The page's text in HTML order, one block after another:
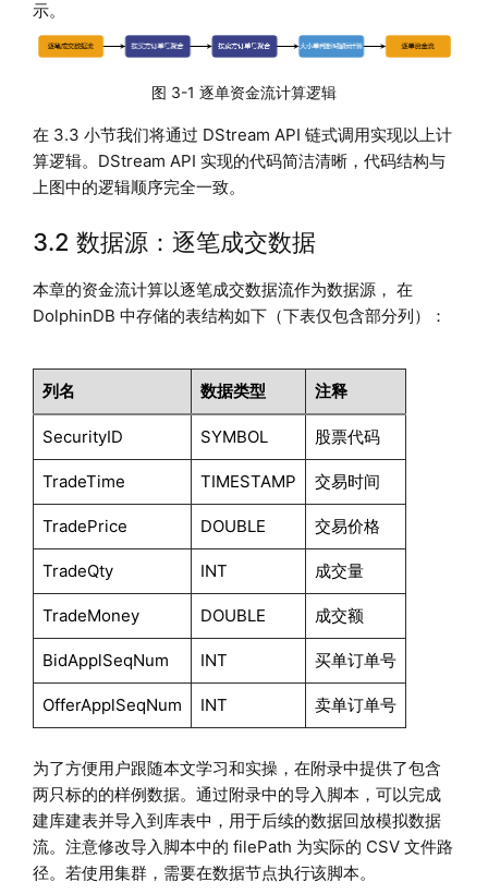
示。
图 3-1 逐单资金流计算逻辑
在 3.3 小节我们将通过 DStream API 链式调用实现以上计
算逻辑。DStream API 实现的代码简洁清晰，代码结构与
上图中的逻辑顺序完全一致。
3.2 数据源：逐笔成交数据
本章的资金流计算以逐笔成交数据流作为数据源， 在
DolphinDB 中存储的表结构如下（下表仅包含部分列）：
列名 数据类型 注释
SecurityID SYMBOL 股票代码
TradeTime TIMESTAMP 交易时间
TradePrice DOUBLE 交易价格
TradeQty INT 成交量
TradeMoney DOUBLE 成交额
BidApplSeqNum INT 买单订单号
OfferApplSeqNum INT 卖单订单号
为了方便用户跟随本文学习和实操，在附录中提供了包含
两只标的的样例数据。通过附录中的导入脚本，可以完成
建库建表并导入到库表中，用于后续的数据回放模拟数据
流。注意修改导入脚本中的 filePath 为实际的 CSV 文件路
径。若使用集群，需要在数据节点执行该脚本。